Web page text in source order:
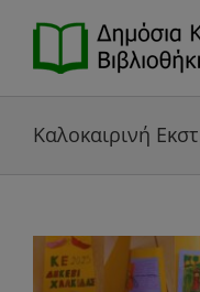
περιεχόμενο
Καλοκαιρινή